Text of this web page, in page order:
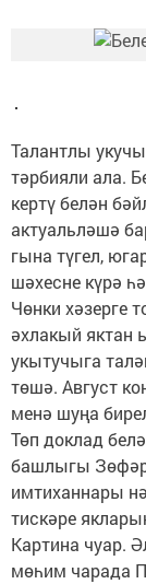
Талантлы
тәрбияли ала.
кертү белән
актуальләшә
гына түгел,
шәхесне күрә
Чөнки хәзерге
әхлакый яктан
укытучыга
төшә. Август
менә шуңа
Төп доклад
башлыгы Зөфәр
имтиханнары
тискәре
Картина чуар.
мөһим чарада